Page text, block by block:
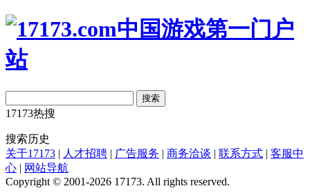
搜索
17173热搜
搜索历史
关于17173 | 人才招聘 | 广告服务 | 商务洽谈 | 联系方式 | 客服中
心 | 网站导航
Copyright © 2001-2026 17173. All rights reserved.